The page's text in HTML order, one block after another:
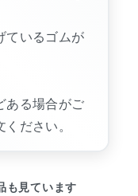
ているゴムが
ある場合がご
ださい。
も見ています